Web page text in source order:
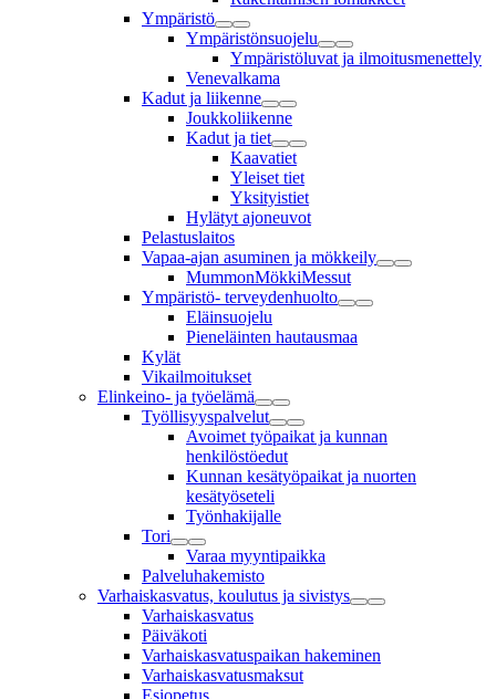
Ympäristö
Ympäristönsuojelu
Ympäristöluvat ja ilmoitusmenettely
Venevalkama
Kadut ja liikenne
Joukkoliikenne
Kadut ja tiet
Kaavatiet
Yleiset tiet
Yksityistiet
Hylätyt ajoneuvot
Pelastuslaitos
Vapaa-ajan asuminen ja mökkeily
MummonMökkiMessut
Ympäristö- terveydenhuolto
Eläinsuojelu
Pieneläinten hautausmaa
Kylät
Vikailmoitukset
Elinkeino- ja työelämä
Työllisyyspalvelut
Avoimet työpaikat ja kunnan
henkilöstöedut
Kunnan kesätyöpaikat ja nuorten
kesätyöseteli
Työnhakijalle
Tori
Varaa myyntipaikka
Palveluhakemisto
Varhaiskasvatus, koulutus ja sivistys
Varhaiskasvatus
Päiväkoti
Varhaiskasvatuspaikan hakeminen
Varhaiskasvatusmaksut
Esiopetus